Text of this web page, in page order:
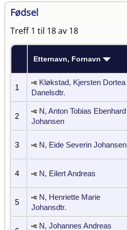
Fødsel
Treff 1 til 18 av 18
Etternavn, Fornavn
1
Kløkstad, Kjersten Dortea
Danelsdtr.
2
N, Anton Tobias Ebenhard
Johansen
3 N, Eide Severin Johansen
4 N, Eilert Andreas
5
N, Henriette Marie
Johansdtr.
N, Johannes Andreas